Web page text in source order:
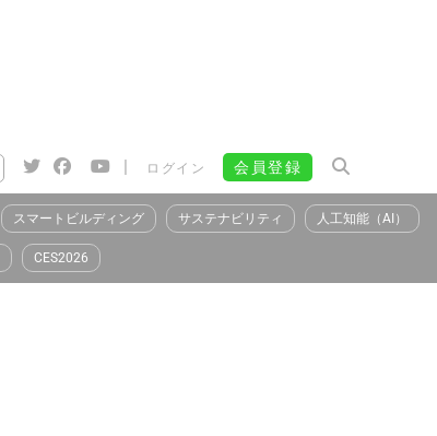
| ログイン 会員登録
スマートビルディング サステナビリティ 人工知能（AI）
CES2026